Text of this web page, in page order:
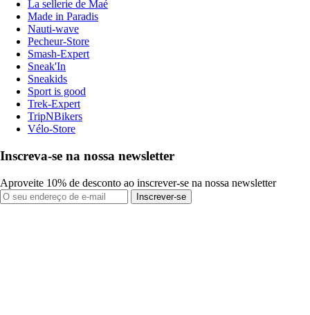
La sellerie de Maé
Made in Paradis
Nauti-wave
Pecheur-Store
Smash-Expert
Sneak'In
Sneakids
Sport is good
Trek-Expert
TripNBikers
Vélo-Store
Inscreva-se na nossa newsletter
Aproveite 10% de desconto ao inscrever-se na nossa newsletter
Inscrever-se